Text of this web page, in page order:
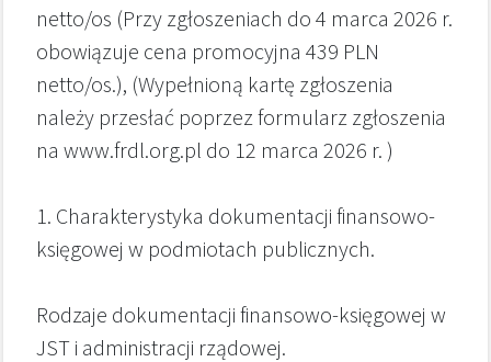
netto/os (Przy zgłoszeniach do 4 marca 2026 r.
obowiązuje cena promocyjna 439 PLN
netto/os.), (Wypełnioną kartę zgłoszenia
należy przesłać poprzez formularz zgłoszenia
na www.frdl.org.pl do 12 marca 2026 r. )
1. Charakterystyka dokumentacji finansowo-
księgowej w podmiotach publicznych.
Rodzaje dokumentacji finansowo-księgowej w
JST i administracji rządowej.